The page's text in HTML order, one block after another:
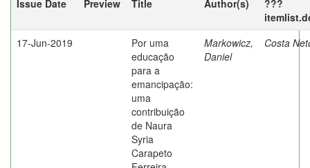
Issue Date Preview Title Author(s)
???
17-Jun-2019
Por uma
educação
para a
emancipação:
uma
contribuição
de Naura
Syria
Carapeto
Markowicz,
Daniel
Costa